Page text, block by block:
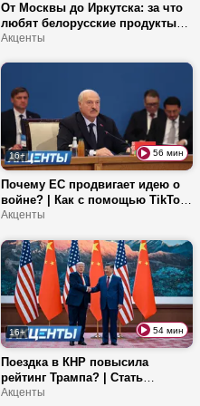
От Москвы до Иркутска: за что
любят белорусские продукты? |
«Славянский базар»
выпускной в женской
гимназии?
Акценты
16+ 56 мин
Почему ЕС продвигает идею о
войне? | Как с помощью TikTok
решить любую проблему? |
Акценты
16+ 54 мин
Поездка в КНР повысила
рейтинг Трампа? | Стать
матерью в Беларуси стало
Акценты